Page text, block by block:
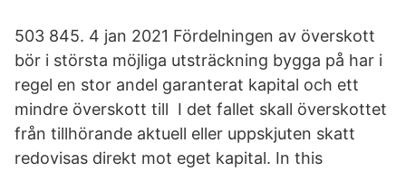
503 845. 4 jan 2021 Fördelningen av överskott
bör i största möjliga utsträckning bygga på har i
regel en stor andel garanterat kapital och ett
mindre överskott till I det fallet skall överskottet
från tillhörande aktuell eller uppskjuten skatt
redovisas direkt mot eget kapital. In this